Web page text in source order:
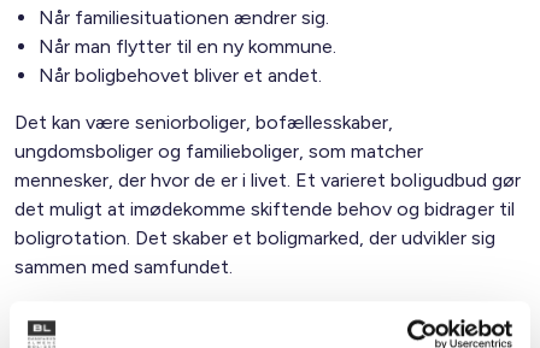
Når familiesituationen ændrer sig.
Når man flytter til en ny kommune.
Når boligbehovet bliver et andet.
Det kan være seniorboliger, bofællesskaber,
ungdomsboliger og familieboliger, som matcher
mennesker, der hvor de er i livet. Et varieret boligudbud gør
det muligt at imødekomme skiftende behov og bidrager til
boligrotation. Det skaber et boligmarked, der udvikler sig
sammen med samfundet.
Familietyper i de almene boliger i kommunen